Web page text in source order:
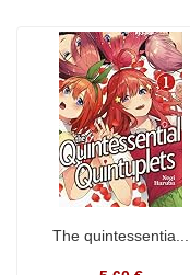
The quintessentia...